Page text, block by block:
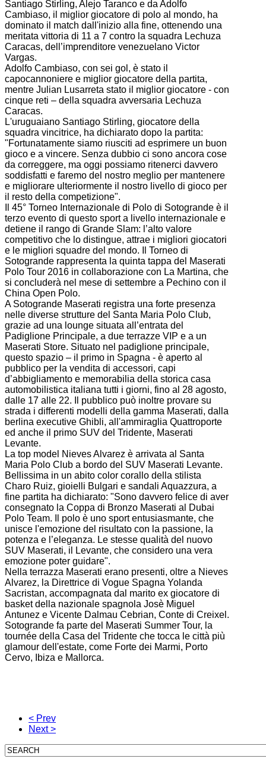
Santiago Stirling, Alejo Taranco e da Adolfo
Cambiaso, il miglior giocatore di polo al mondo, ha
dominato il match dall'inizio alla fine, ottenendo una
meritata vittoria di 11 a 7 contro la squadra Lechuza
Caracas, dell’imprenditore venezuelano Victor
Vargas.
Adolfo Cambiaso, con sei gol, è stato il
capocannoniere e miglior giocatore della partita,
mentre Julian Lusarreta stato il miglior giocatore - con
cinque reti – della squadra avversaria Lechuza
Caracas.
L'uruguaiano Santiago Stirling, giocatore della
squadra vincitrice, ha dichiarato dopo la partita:
"Fortunatamente siamo riusciti ad esprimere un buon
gioco e a vincere. Senza dubbio ci sono ancora cose
da correggere, ma oggi possiamo ritenerci davvero
soddisfatti e faremo del nostro meglio per mantenere
e migliorare ulteriormente il nostro livello di gioco per
il resto della competizione".
Il 45° Torneo Internazionale di Polo di Sotogrande è il
terzo evento di questo sport a livello internazionale e
detiene il rango di Grande Slam: l’alto valore
competitivo che lo distingue, attrae i migliori giocatori
e le migliori squadre del mondo. Il Torneo di
Sotogrande rappresenta la quinta tappa del Maserati
Polo Tour 2016 in collaborazione con La Martina, che
si concluderà nel mese di settembre a Pechino con il
China Open Polo.
A Sotogrande Maserati registra una forte presenza
nelle diverse strutture del Santa Maria Polo Club,
grazie ad una lounge situata all’entrata del
Padiglione Principale, a due terrazze VIP e a un
Maserati Store. Situato nel padiglione principale,
questo spazio – il primo in Spagna - è aperto al
pubblico per la vendita di accessori, capi
d’abbigliamento e memorabilia della storica casa
automobilistica italiana tutti i giorni, fino al 28 agosto,
dalle 17 alle 22. Il pubblico può inoltre provare su
strada i differenti modelli della gamma Maserati, dalla
berlina executive Ghibli, all'ammiraglia Quattroporte
ed anche il primo SUV del Tridente, Maserati
Levante.
La top model Nieves Alvarez è arrivata al Santa
Maria Polo Club a bordo del SUV Maserati Levante.
Bellissima in un abito color corallo della stilista
Charo Ruiz, gioielli Bulgari e sandali Aquazzura, a
fine partita ha dichiarato: "Sono davvero felice di aver
consegnato la Coppa di Bronzo Maserati al Dubai
Polo Team. Il polo è uno sport entusiasmante, che
unisce l'emozione del risultato con la passione, la
potenza e l’eleganza. Le stesse qualità del nuovo
SUV Maserati, il Levante, che considero una vera
emozione poter guidare".
Nella terrazza Maserati erano presenti, oltre a Nieves
Alvarez, la Direttrice di Vogue Spagna Yolanda
Sacristan, accompagnata dal marito ex giocatore di
basket della nazionale spagnola Josè Miguel
Antunez e Vicente Dalmau Cebrian, Conte di Creixel.
Sotogrande fa parte del Maserati Summer Tour, la
tournée della Casa del Tridente che tocca le città più
glamour dell'estate, come Forte dei Marmi, Porto
Cervo, Ibiza e Mallorca.
< Prev
Next >